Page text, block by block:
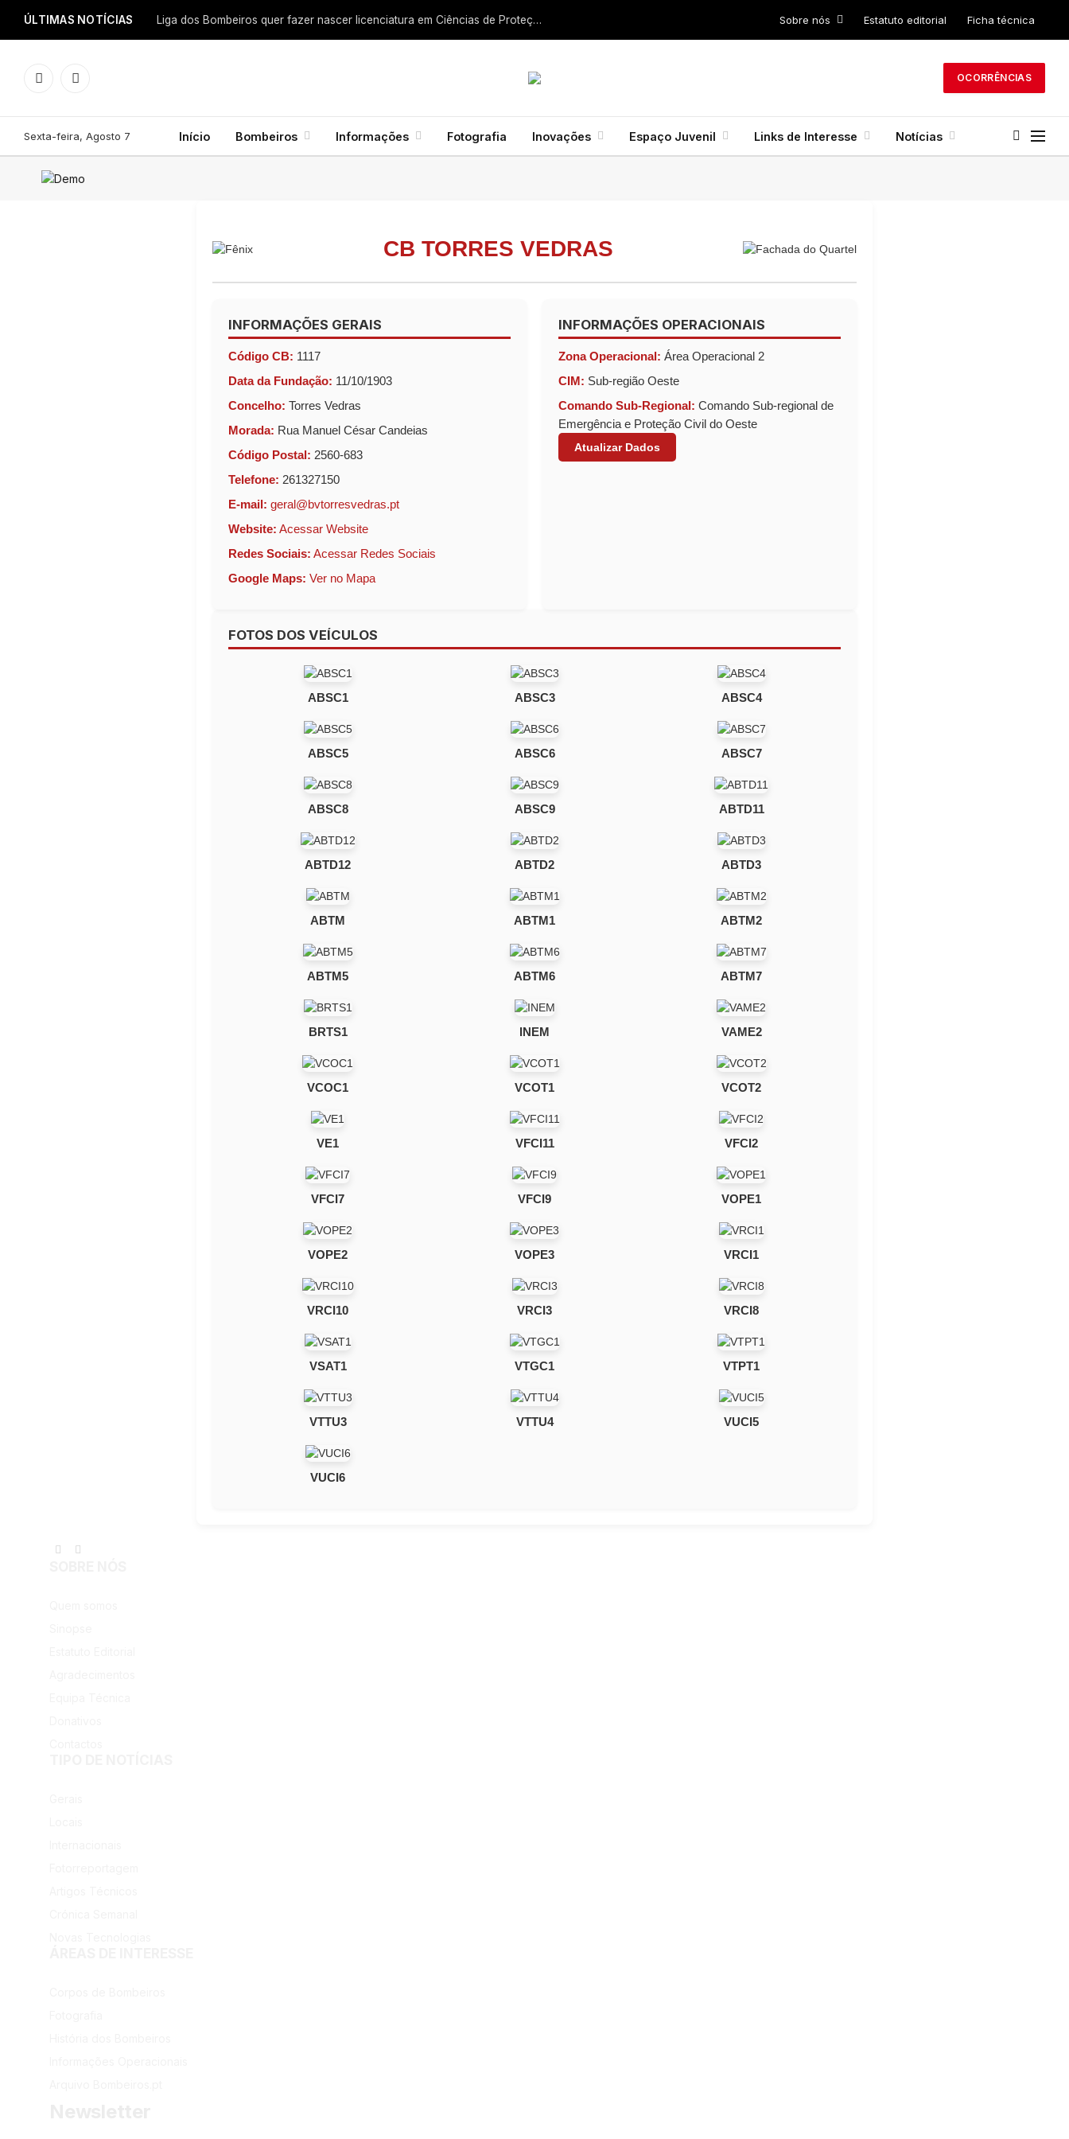
ÚLTIMAS NOTÍCIAS Liga dos Bombeiros quer fazer nascer licenciatura em Ciências de Proteção Civil e Bombeiros Sobre nós Estatuto editorial Ficha técnica
FacebookInstagram
OCORRÊNCIAS
Sexta-feira, Agosto 7 Início Bombeiros Informações Fotografia Inovações Espaço Juvenil Links de Interesse Notícias
CB TORRES VEDRAS
INFORMAÇÕES GERAIS
Código CB: 1117
Data da Fundação: 11/10/1903
Concelho: Torres Vedras
Morada: Rua Manuel César Candeias
Código Postal: 2560-683
Telefone: 261327150
E-mail: geral@bvtorresvedras.pt
Website: Acessar Website
Redes Sociais: Acessar Redes Sociais
Google Maps: Ver no Mapa
INFORMAÇÕES OPERACIONAIS
Zona Operacional: Área Operacional 2
CIM: Sub-região Oeste
Comando Sub-Regional: Comando Sub-regional de
Emergência e Proteção Civil do Oeste
Atualizar Dados
FOTOS DOS VEÍCULOS
ABSC1 ABSC3 ABSC4
ABSC5 ABSC6 ABSC7
ABSC8 ABSC9 ABTD11
ABTD12 ABTD2 ABTD3
ABTM ABTM1 ABTM2
ABTM5 ABTM6 ABTM7
BRTS1 INEM VAME2
VCOC1 VCOT1 VCOT2
VE1 VFCI11 VFCI2
VFCI7 VFCI9 VOPE1
VOPE2 VOPE3 VRCI1
VRCI10 VRCI3 VRCI8
VSAT1 VTGC1 VTPT1
VTTU3 VTTU4 VUCI5
VUCI6
Facebook
Instagram